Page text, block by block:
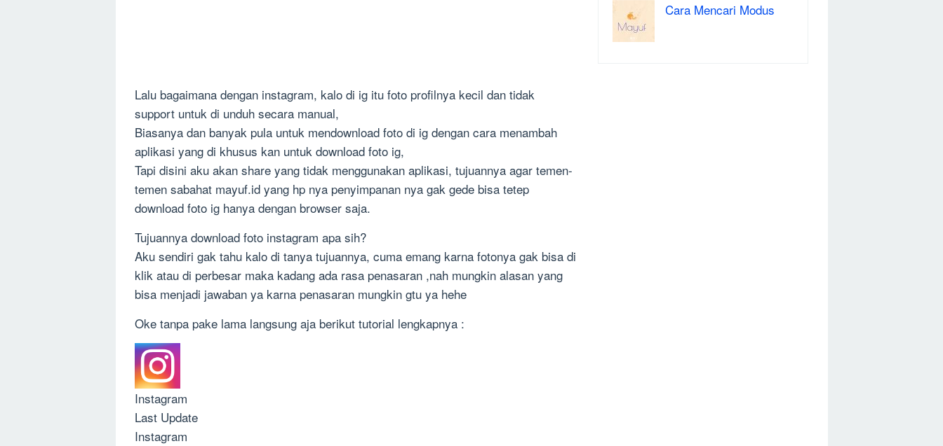
Lalu bagaimana dengan instagram, kalo di ig itu foto profilnya kecil dan tidak
support untuk di unduh secara manual,
Biasanya dan banyak pula untuk mendownload foto di ig dengan cara menambah
aplikasi yang di khusus kan untuk download foto ig,
Tapi disini aku akan share yang tidak menggunakan aplikasi, tujuannya agar temen-
temen sabahat mayuf.id yang hp nya penyimpanan nya gak gede bisa tetep
download foto ig hanya dengan browser saja.
Tujuannya download foto instagram apa sih?
Aku sendiri gak tahu kalo di tanya tujuannya, cuma emang karna fotonya gak bisa di
klik atau di perbesar maka kadang ada rasa penasaran ,nah mungkin alasan yang
bisa menjadi jawaban ya karna penasaran mungkin gtu ya hehe
Oke tanpa pake lama langsung aja berikut tutorial lengkapnya :
Instagram
Last Update
Instagram
Cara Mencari Modus